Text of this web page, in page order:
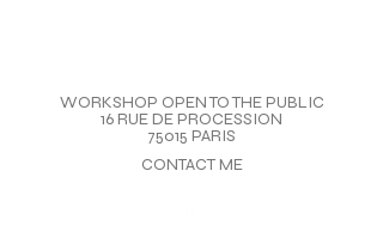
WORKSHOP OPEN TO THE PUBLIC
16 RUE DE PROCESSION
75015 PARIS
CONTACT ME